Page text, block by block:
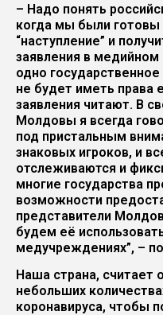
– Надо понять
когда мы были
“наступление” и
заявления в медийном
одно
не будет иметь права
заявления читают. В
Молдовы я всегда
под пристальным
знаковых игроков, и
отслеживаются и
многие государства
возможности
представители
будем её
медучреждениях”, –
Наша страна, считает
небольших
коронавируса, чтобы